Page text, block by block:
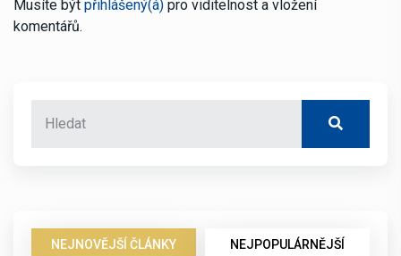
Musíte být přihlášený(á) pro viditelnost a vložení
komentářů.
NEJNOVĚJŠÍ ČLÁNKY NEJPOPULÁRNĚJŠÍ